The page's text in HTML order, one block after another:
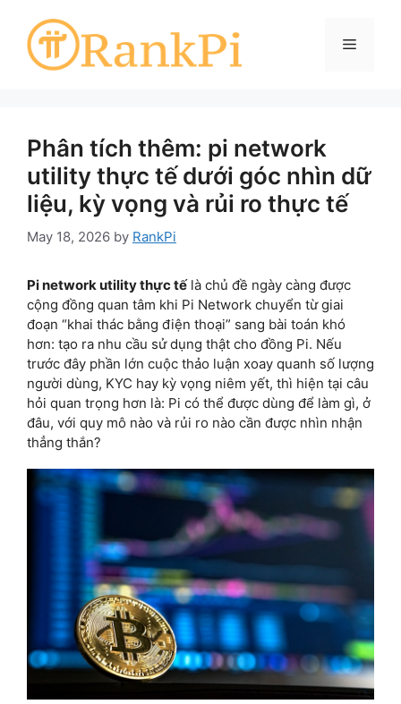
content
Menu
Phân tích thêm: pi network
utility thực tế dưới góc nhìn dữ
liệu, kỳ vọng và rủi ro thực tế
May 18, 2026 by RankPi
Pi network utility thực tếlà chủ đề ngày càng được
cộng đồng quan tâm khi Pi Network chuyển từ giai
đoạn “khai thác bằng điện thoại” sang bài toán khó
hơn: tạo ra nhu cầu sử dụng thật cho đồng Pi. Nếu
trước đây phần lớn cuộc thảo luận xoay quanh số lượng
người dùng, KYC hay kỳ vọng niêm yết, thì hiện tại câu
hỏi quan trọng hơn là: Pi có thể được dùng để làm gì, ở
đâu, với quy mô nào và rủi ro nào cần được nhìn nhận
thẳng thắn?